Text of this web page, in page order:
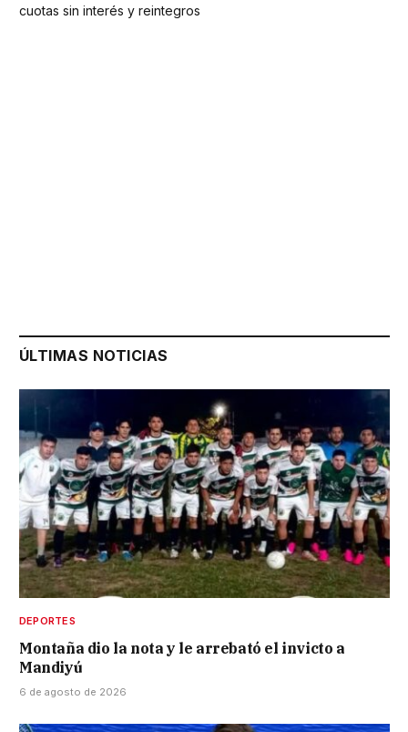
cuotas sin interés y reintegros
ÚLTIMAS NOTICIAS
DEPORTES
Montaña dio la nota y le arrebató el invicto a
Mandiyú
6 de agosto de 2026